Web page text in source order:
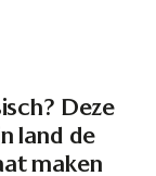
Deze
land de
maken